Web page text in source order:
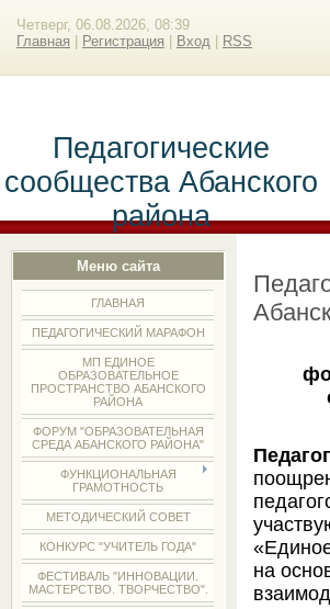
Четверг, 06.08.2026, 08:39
Главная
Регистрация Вход RSS
Педагогические
сообщества Абанского
района
Меню сайта
ГЛАВНАЯ
ПЕДАГОГИЧЕСКИЙ МАРАФОН
МП ЕДИНОЕ
ОБРАЗОВАТЕЛЬНОЕ
ПРОСТРАНСТВО АБАНСКОГО
РАЙОНА
ФОРУМ "ОБРАЗОВАТЕЛЬНАЯ
СРЕДА АБАНСКОГО РАЙОНА"
ФУНКЦИОНАЛЬНАЯ
ГРАМОТНОСТЬ
МЕТОДИЧЕСКИЙ СОВЕТ
КОНКУРС "УЧИТЕЛЬ ГОДА"
ФЕСТИВАЛЬ "ИННОВАЦИИ.
МАСТЕРСТВО. ТВОРЧЕСТВО".
на